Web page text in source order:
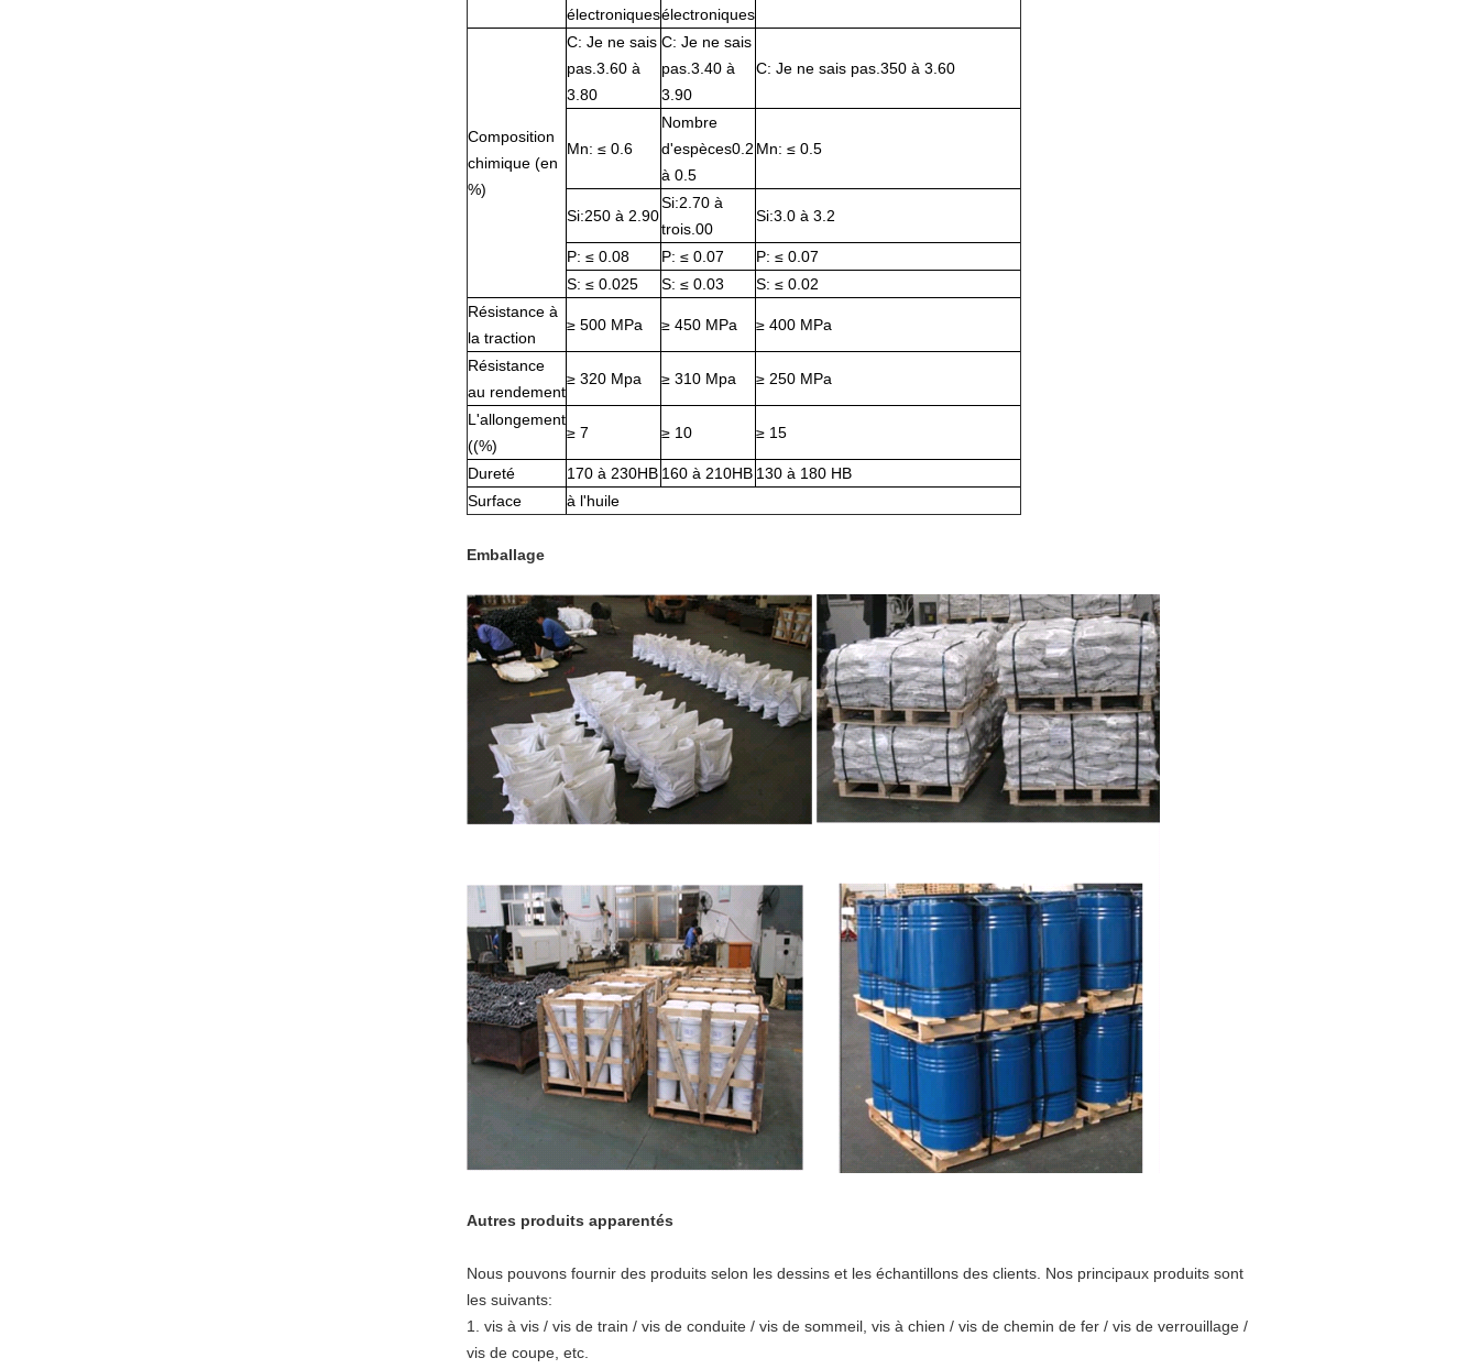
électroniquesélectroniques
Composition
chimique (en
%)
C: Je ne sais
pas.3.60 à
3.80
C: Je ne sais
pas.3.40 à
3.90
C: Je ne sais pas.350 à 3.60
Mn: ≤ 0.6
Nombre
d'espèces0.2
à 0.5
Mn: ≤ 0.5
Si:250 à 2.90
Si:2.70 à
trois.00
Si:3.0 à 3.2
P: ≤ 0.08 P: ≤ 0.07
P: ≤ 0.07
S: ≤ 0.025
S: ≤ 0.03
S: ≤ 0.02
Résistance à
la traction
≥ 500 MPa ≥ 450 MPa ≥ 400 MPa
Résistance
au rendement
≥ 320 Mpa ≥ 310 Mpa ≥ 250 MPa
L'allongement
((%)
≥ 7 ≥ 10 ≥ 15
Dureté 170 à 230HB 160 à 210HB 130 à 180 HB
Surface
à l'huile
Emballage
Autres produits apparentés
Nous pouvons fournir des produits selon les dessins et les échantillons des clients. Nos principaux produits sont
les suivants:
1. vis à vis / vis de train / vis de conduite / vis de sommeil, vis à chien / vis de chemin de fer / vis de verrouillage /
vis de coupe, etc.